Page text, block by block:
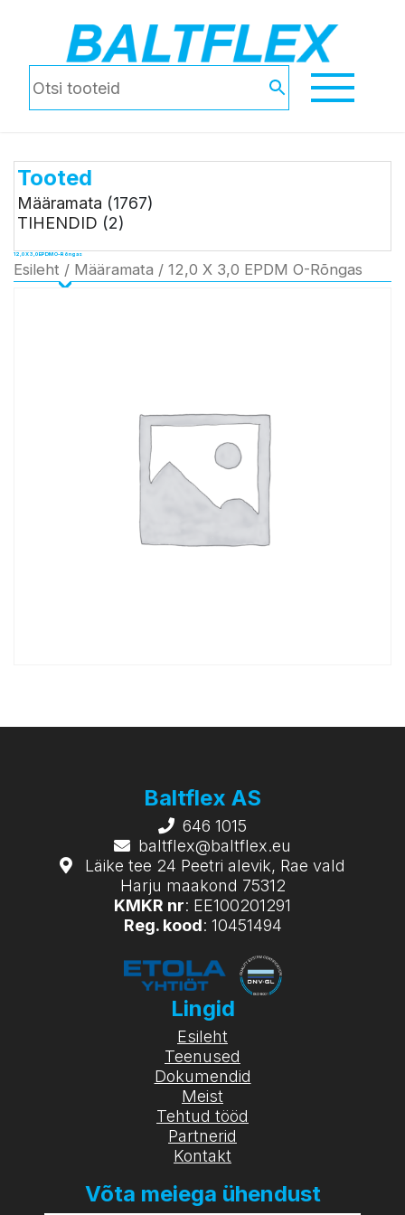
Tooted
Määramata (1767)
TIHENDID (2)
12,0 X 3,0 EPDM O-Rõngas
Esileht / Määramata / 12,0 X 3,0 EPDM O-Rõngas
Baltflex AS
646 1015
baltflex@baltflex.eu
Läike tee 24 Peetri alevik, Rae vald
Harju maakond 75312
KMKR nr: EE100201291
Reg. kood: 10451494
Lingid
Esileht
Teenused
Dokumendid
Meist
Tehtud tööd
Partnerid
Kontakt
Võta meiega ühendust